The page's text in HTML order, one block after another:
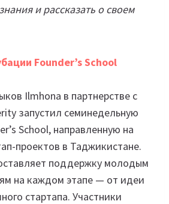
и рассказать о своем
Founder’s School
Ilmhona в партнерстве с
запустил семинедельную
School, направленную на
проектов в Таджикистане.
поддержку молодым
на каждом этапе — от идеи
стартапа. Участники